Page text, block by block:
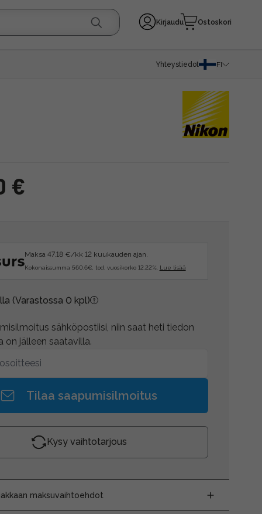
Kirjaudu Ostoskori
Yhteystiedot FI
€
Maksa 47.18 €/kk 12 kuukauden ajan.
Kokonaissumma 560.6€, tod. vuosikorko 12.22%. Lue lisää
(Varastossa 0 kpl)
sähköpostiisi, niin saat heti tiedon
on jälleen saatavilla.
Tilaa saapumisilmoitus
Kysy vaihtotarjous
maksuvaihtoehdot